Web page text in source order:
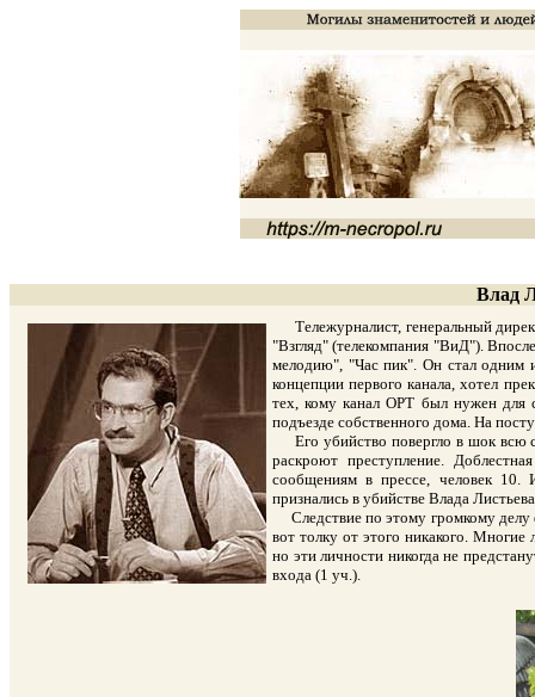
Влад
Тележурналист, генеральный
"Взгляд" (телекомпания "ВиД").
мелодию", "Час пик". Он стал одним
концепции первого канала, хотел
тех, кому канал ОРТ был нужен для
подъезде собственного дома. На
Его убийство повергло в шок всю
раскроют преступление.
сообщениям в прессе, человек 10.
признались в убийстве Влада
Следствие по этому громкому делу
вот толку от этого никакого. Многие
но эти личности никогда не
входа (1 уч.).